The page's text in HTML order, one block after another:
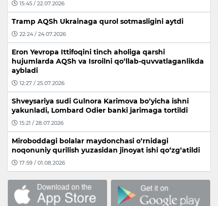
15:45 / 22.07.2026
Tramp AQSh Ukrainaga qurol sotmasligini aytdi
22:24 / 24.07.2026
Eron Yevropa Ittifoqini tinch aholiga qarshi
hujumlarda AQSh va Isroilni qo‘llab-quvvatlaganlikda
aybladi
12:27 / 25.07.2026
Shveysariya sudi Gulnora Karimova bo‘yicha ishni
yakunladi, Lombard Odier banki jarimaga tortildi
15:21 / 28.07.2026
Miroboddagi bolalar maydonchasi o‘rnidagi
noqonuniy qurilish yuzasidan jinoyat ishi qo‘zg‘atildi
17:59 / 01.08.2026